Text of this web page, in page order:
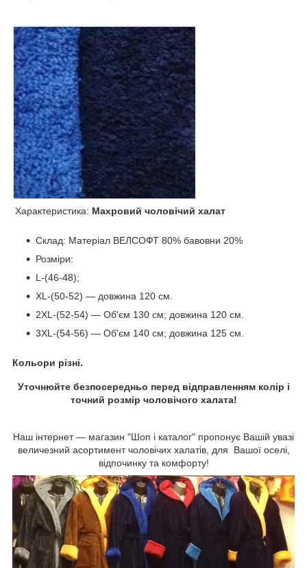
Характеристика: Махровий чоловічий халат
Склад: Матеріал ВЕЛСОФТ 80% бавовни 20%
Розміри:
L-(46-48);
XL-(50-52) — довжина 120 см.
2XL-(52-54) — Об'єм 130 см; довжина 120 см.
3XL-(54-56) — Об'єм 140 см; довжина 125 см.
Кольори різні.
Уточнюйте безпосередньо перед відправленням колір і
точний розмір чоловічого халата!
Наш інтернет — магазин "Шоп і каталог" пропонує Вашій увазі
величезний асортимент чоловічих халатів, для Вашої оселі,
відпочинку та комфорту!